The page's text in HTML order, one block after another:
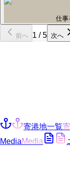
仕事
前へ 1 /5 次へ
寄港地一覧
MediaMedia